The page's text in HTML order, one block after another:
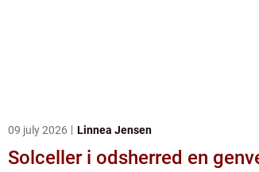
09 july 2026 Linnea Jensen
Solceller i odsherred en genvej